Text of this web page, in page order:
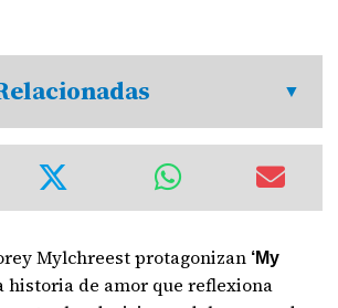
Mylchreest protagonizan ‘My
historia de amor que reflexiona